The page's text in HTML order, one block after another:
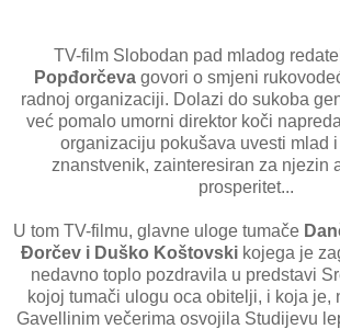
TV-film Slobodan pad mladog
Popđorčeva govori o smjeni
radnoj organizaciji. Dolazi do sukoba
već pomalo umorni direktor koči
organizaciju pokušava uvesti mlad
znanstvenik, zainteresiran za njezin
prosperitet...
U tom TV-filmu, glavne uloge tumače
Đorčev i Duško Koštovski kojega je
nedavno toplo pozdravila u predstavi
kojoj tumači ulogu oca obitelji, i koja je,
Gavellinim večerima osvojila Studijevu